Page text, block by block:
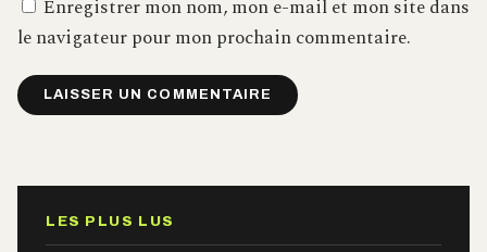
Enregistrer mon nom, mon e-mail et mon site dans
le navigateur pour mon prochain commentaire.
LES PLUS LUS